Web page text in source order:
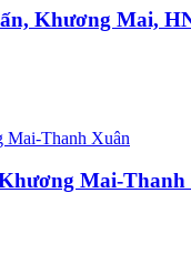
Khương Mai,
Mai-Thanh